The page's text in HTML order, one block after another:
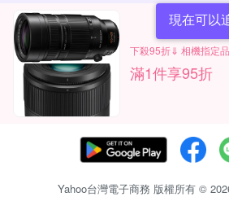
現在可以
下殺95折⇓ 相機指定品
滿1件享95折
Yahoo台灣電子商務 版權所有 ©